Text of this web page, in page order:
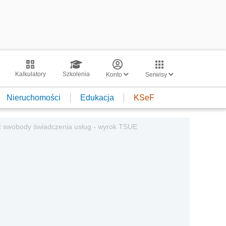
Kalkulatory Szkolenia Konto Serwisy
Nieruchomości Edukacja KSeF
świadczenia usług - wyrok TSUE